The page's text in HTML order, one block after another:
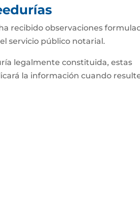
recibido observaciones
servicio público notarial.
legalmente constituida, estas
la información cuando